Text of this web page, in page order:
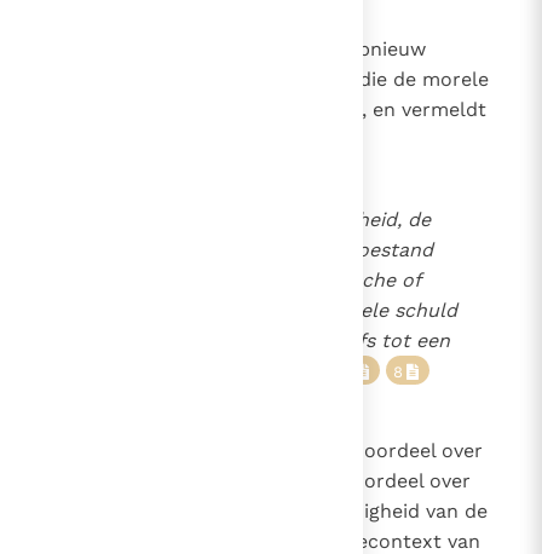
In een andere paragraaf wordt opnieuw
verwezen naar omstandigheden die de morele
verantwoordelijkheid verzachten, en vermeldt
"de affectieve onvolwassenheid, de
macht van gewoontes, de toestand
van angst of andere psychische of
sociale factoren die de morele schuld
kunnen verminderen, of zelfs tot een
8
Om deze reden sluit eennegatief oordeel over
een objectieve situatie niet een oordeel over
detoerekenbaarheid of de schuldigheid van de
In decontext van